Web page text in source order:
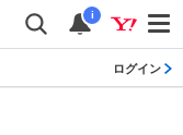
i
ログイン